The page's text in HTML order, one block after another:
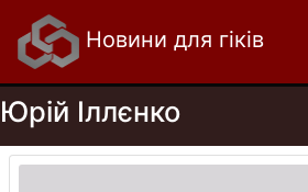
Новини для гіків
Юрій Іллєнко